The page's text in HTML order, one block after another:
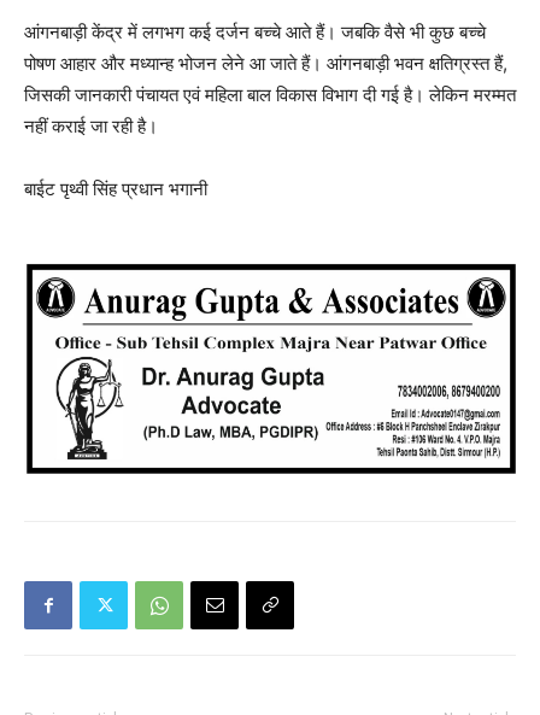
आंगनबाड़ी केंद्र में लगभग कई दर्जन बच्चे आते हैं। जबकि वैसे भी कुछ बच्चे
पोषण आहार और मध्यान्ह भोजन लेने आ जाते हैं। आंगनबाड़ी भवन क्षतिग्रस्त हैं,
जिसकी जानकारी पंचायत एवं महिला बाल विकास विभाग दी गई है। लेकिन मरम्मत
नहीं कराई जा रही है।
बाईट पृथ्वी सिंह प्रधान भगानी